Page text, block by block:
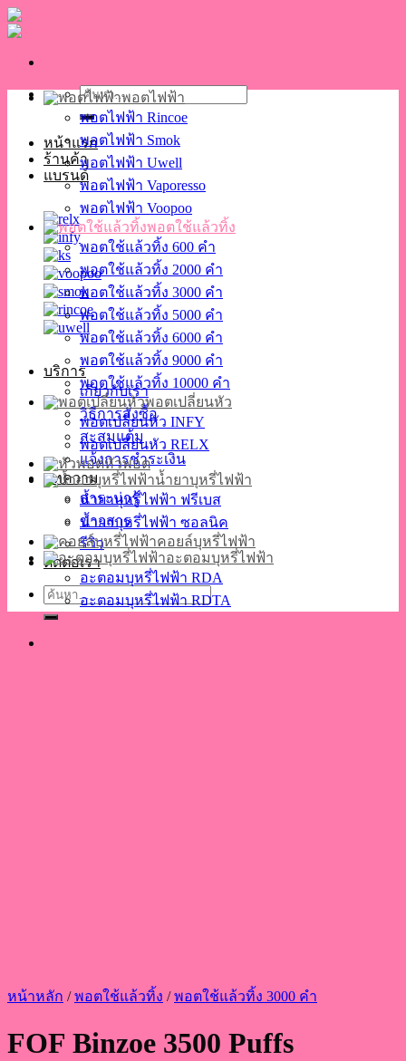
Skip
to
ค้นหา:
หน้าแรก
ร้านค้า
แบรนด์
บริการ
เกี่ยวกับเรา
วิธีการสั่งซื้อ
สะสมแต้ม
แจ้งการชำระเงิน
บทความ
สาระน่ารู้
ข่าวสาร
รีวิว
ติดต่อเรา
ค้นหา:
พอตไฟฟ้า
พอตไฟฟ้า Rincoe
พอตไฟฟ้า Smok
พอตไฟฟ้า Uwell
พอตไฟฟ้า Vaporesso
พอตไฟฟ้า Voopoo
พอตใช้แล้วทิ้ง
พอตใช้แล้วทิ้ง 600 คำ
พอตใช้แล้วทิ้ง 2000 คำ
พอตใช้แล้วทิ้ง 3000 คำ
พอตใช้แล้วทิ้ง 5000 คำ
พอตใช้แล้วทิ้ง 6000 คำ
พอตใช้แล้วทิ้ง 9000 คำ
พอตใช้แล้วทิ้ง 10000 คำ
พอตเปลี่ยนหัว
พอตเปลี่ยนหัว INFY
พอตเปลี่ยนหัว RELX
หัวพอต
น้ำยาบุหรี่ไฟฟ้า
น้ำยาบุหรี่ไฟฟ้า ฟรีเบส
น้ำยาบุหรี่ไฟฟ้า ซอลนิค
คอยล์บุหรี่ไฟฟ้า
อะตอมบุหรี่ไฟฟ้า
อะตอมบุหรี่ไฟฟ้า RDA
อะตอมบุหรี่ไฟฟ้า RDTA
หน้าหลัก / พอตใช้แล้วทิ้ง / พอตใช้แล้วทิ้ง 3000 คำ
FOF Binzoe 3500 Puffs